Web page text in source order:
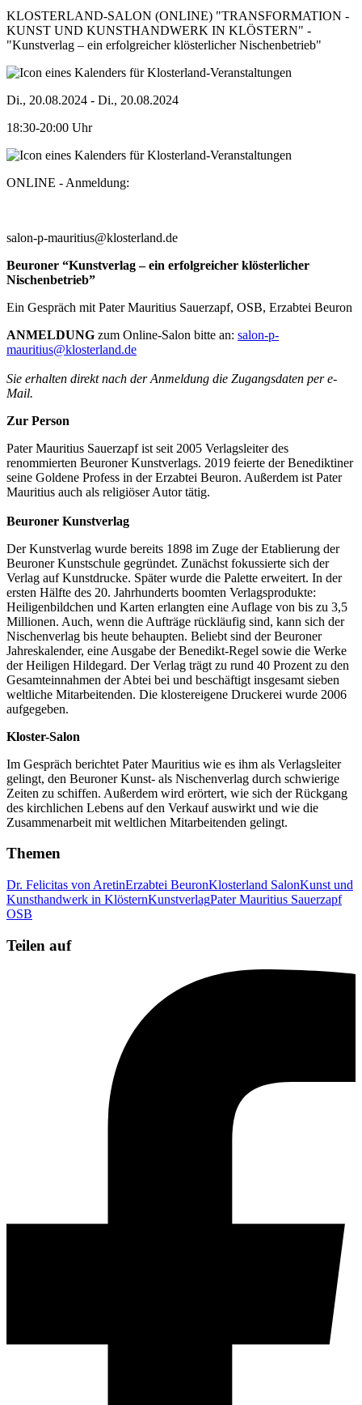
KLOSTERLAND-SALON (ONLINE) "TRANSFORMATION -
KUNST UND KUNSTHANDWERK IN KLÖSTERN" -
"Kunstverlag – ein erfolgreicher klösterlicher Nischenbetrieb"
Di., 20.08.2024 - Di., 20.08.2024
18:30-20:00 Uhr
ONLINE - Anmeldung:
salon-p-mauritius@klosterland.de
Beuroner “Kunstverlag – ein erfolgreicher klösterlicher
Nischenbetrieb”
Ein Gespräch mit Pater Mauritius Sauerzapf, OSB, Erzabtei Beuron
ANMELDUNG zum Online-Salon bitte an: salon-p-
mauritius@klosterland.de
Sie erhalten direkt nach der Anmeldung die Zugangsdaten per e-
Mail.
Zur Person
Pater Mauritius Sauerzapf ist seit 2005 Verlagsleiter des
renommierten Beuroner Kunstverlags. 2019 feierte der Benediktiner
seine Goldene Profess in der Erzabtei Beuron. Außerdem ist Pater
Mauritius auch als religiöser Autor tätig.
Beuroner Kunstverlag
Der Kunstverlag wurde bereits 1898 im Zuge der Etablierung der
Beuroner Kunstschule gegründet. Zunächst fokussierte sich der
Verlag auf Kunstdrucke. Später wurde die Palette erweitert. In der
ersten Hälfte des 20. Jahrhunderts boomten Verlagsprodukte:
Heiligenbildchen und Karten erlangten eine Auflage von bis zu 3,5
Millionen. Auch, wenn die Aufträge rückläufig sind, kann sich der
Nischenverlag bis heute behaupten. Beliebt sind der Beuroner
Jahreskalender, eine Ausgabe der Benedikt-Regel sowie die Werke
der Heiligen Hildegard. Der Verlag trägt zu rund 40 Prozent zu den
Gesamteinnahmen der Abtei bei und beschäftigt insgesamt sieben
weltliche Mitarbeitenden. Die klostereigene Druckerei wurde 2006
aufgegeben.
Kloster-Salon
Im Gespräch berichtet Pater Mauritius wie es ihm als Verlagsleiter
gelingt, den Beuroner Kunst- als Nischenverlag durch schwierige
Zeiten zu schiffen. Außerdem wird erörtert, wie sich der Rückgang
des kirchlichen Lebens auf den Verkauf auswirkt und wie die
Zusammenarbeit mit weltlichen Mitarbeitenden gelingt.
Themen
Dr. Felicitas von AretinErzabtei BeuronKlosterland SalonKunst und
Kunsthandwerk in KlösternKunstverlagPater Mauritius Sauerzapf
OSB
Teilen auf